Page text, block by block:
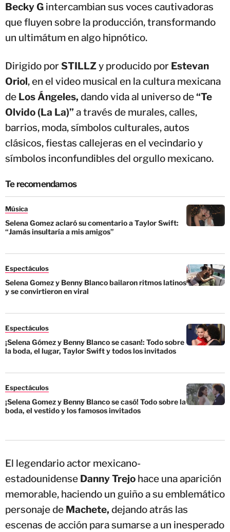
Becky G intercambian sus voces cautivadoras
que fluyen sobre la producción, transformando
un ultimátum en algo hipnótico.
Dirigido por STILLZy producido por Estevan
Oriol, en el video musical en la cultura mexicana
de Los Ángeles, dando vida al universo de“Te
Olvido (La La)” a través de murales, calles,
barrios, moda, símbolos culturales, autos
clásicos, fiestas callejeras en el vecindario y
símbolos inconfundibles del orgullo mexicano.
Te recomendamos
Música
Selena Gomez aclaró su comentario a Taylor Swift:
“Jamás insultaría a mis amigos”
Espectáculos
Selena Gomez y Benny Blanco bailaron ritmos latinos
y se convirtieron en viral
Espectáculos
¡Selena Gómez y Benny Blanco se casan!: Todo sobre
la boda, el lugar, Taylor Swift y todos los invitados
Espectáculos
¡Selena Gomez y Benny Blanco se casó! Todo sobre la
boda, el vestido y los famosos invitados
El legendario actor mexicano-
estadounidense Danny Trejo hace una aparición
memorable, haciendo un guiño a su emblemático
personaje de Machete, dejando atrás las
escenas de acción para sumarse a un inesperado